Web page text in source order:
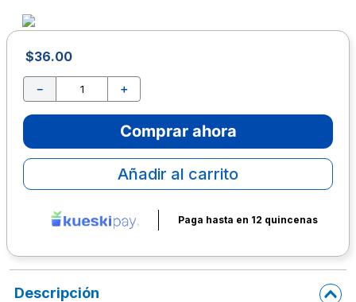
$36.00
＋
－
Comprar ahora
Añadir al carrito
Paga hasta en 12 quincenas
Descripción
5.
colores
6.
boligrafo
sacapuntas
8.
escolar
9.
escritorio